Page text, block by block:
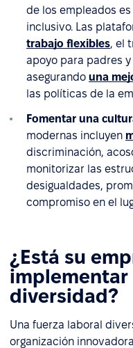
de los empleados
inclusivo. Las
trabajo flexibles, el
apoyo para padres
asegurando una
las políticas de la
Fomentar una
modernas incluyen
discriminación,
monitorizar las
desigualdades,
compromiso en el
¿Está su
implementar
diversidad?
Una fuerza laboral
organización